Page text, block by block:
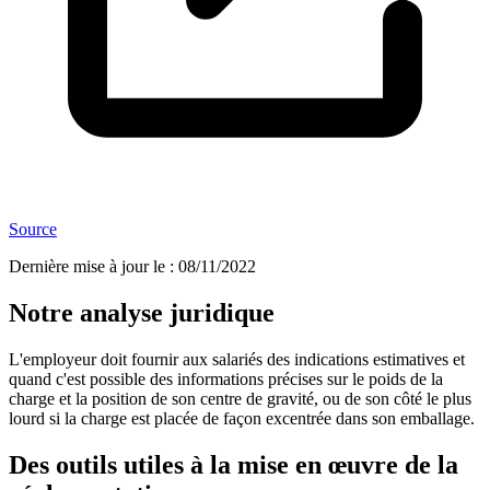
Source
Dernière mise à jour le : 08/11/2022
Notre analyse juridique
L'employeur doit fournir aux salariés des indications estimatives et
quand c'est possible des informations précises sur le poids de la
charge et la position de son centre de gravité, ou de son côté le plus
lourd si la charge est placée de façon excentrée dans son emballage.
Des outils utiles à la mise en œuvre de la